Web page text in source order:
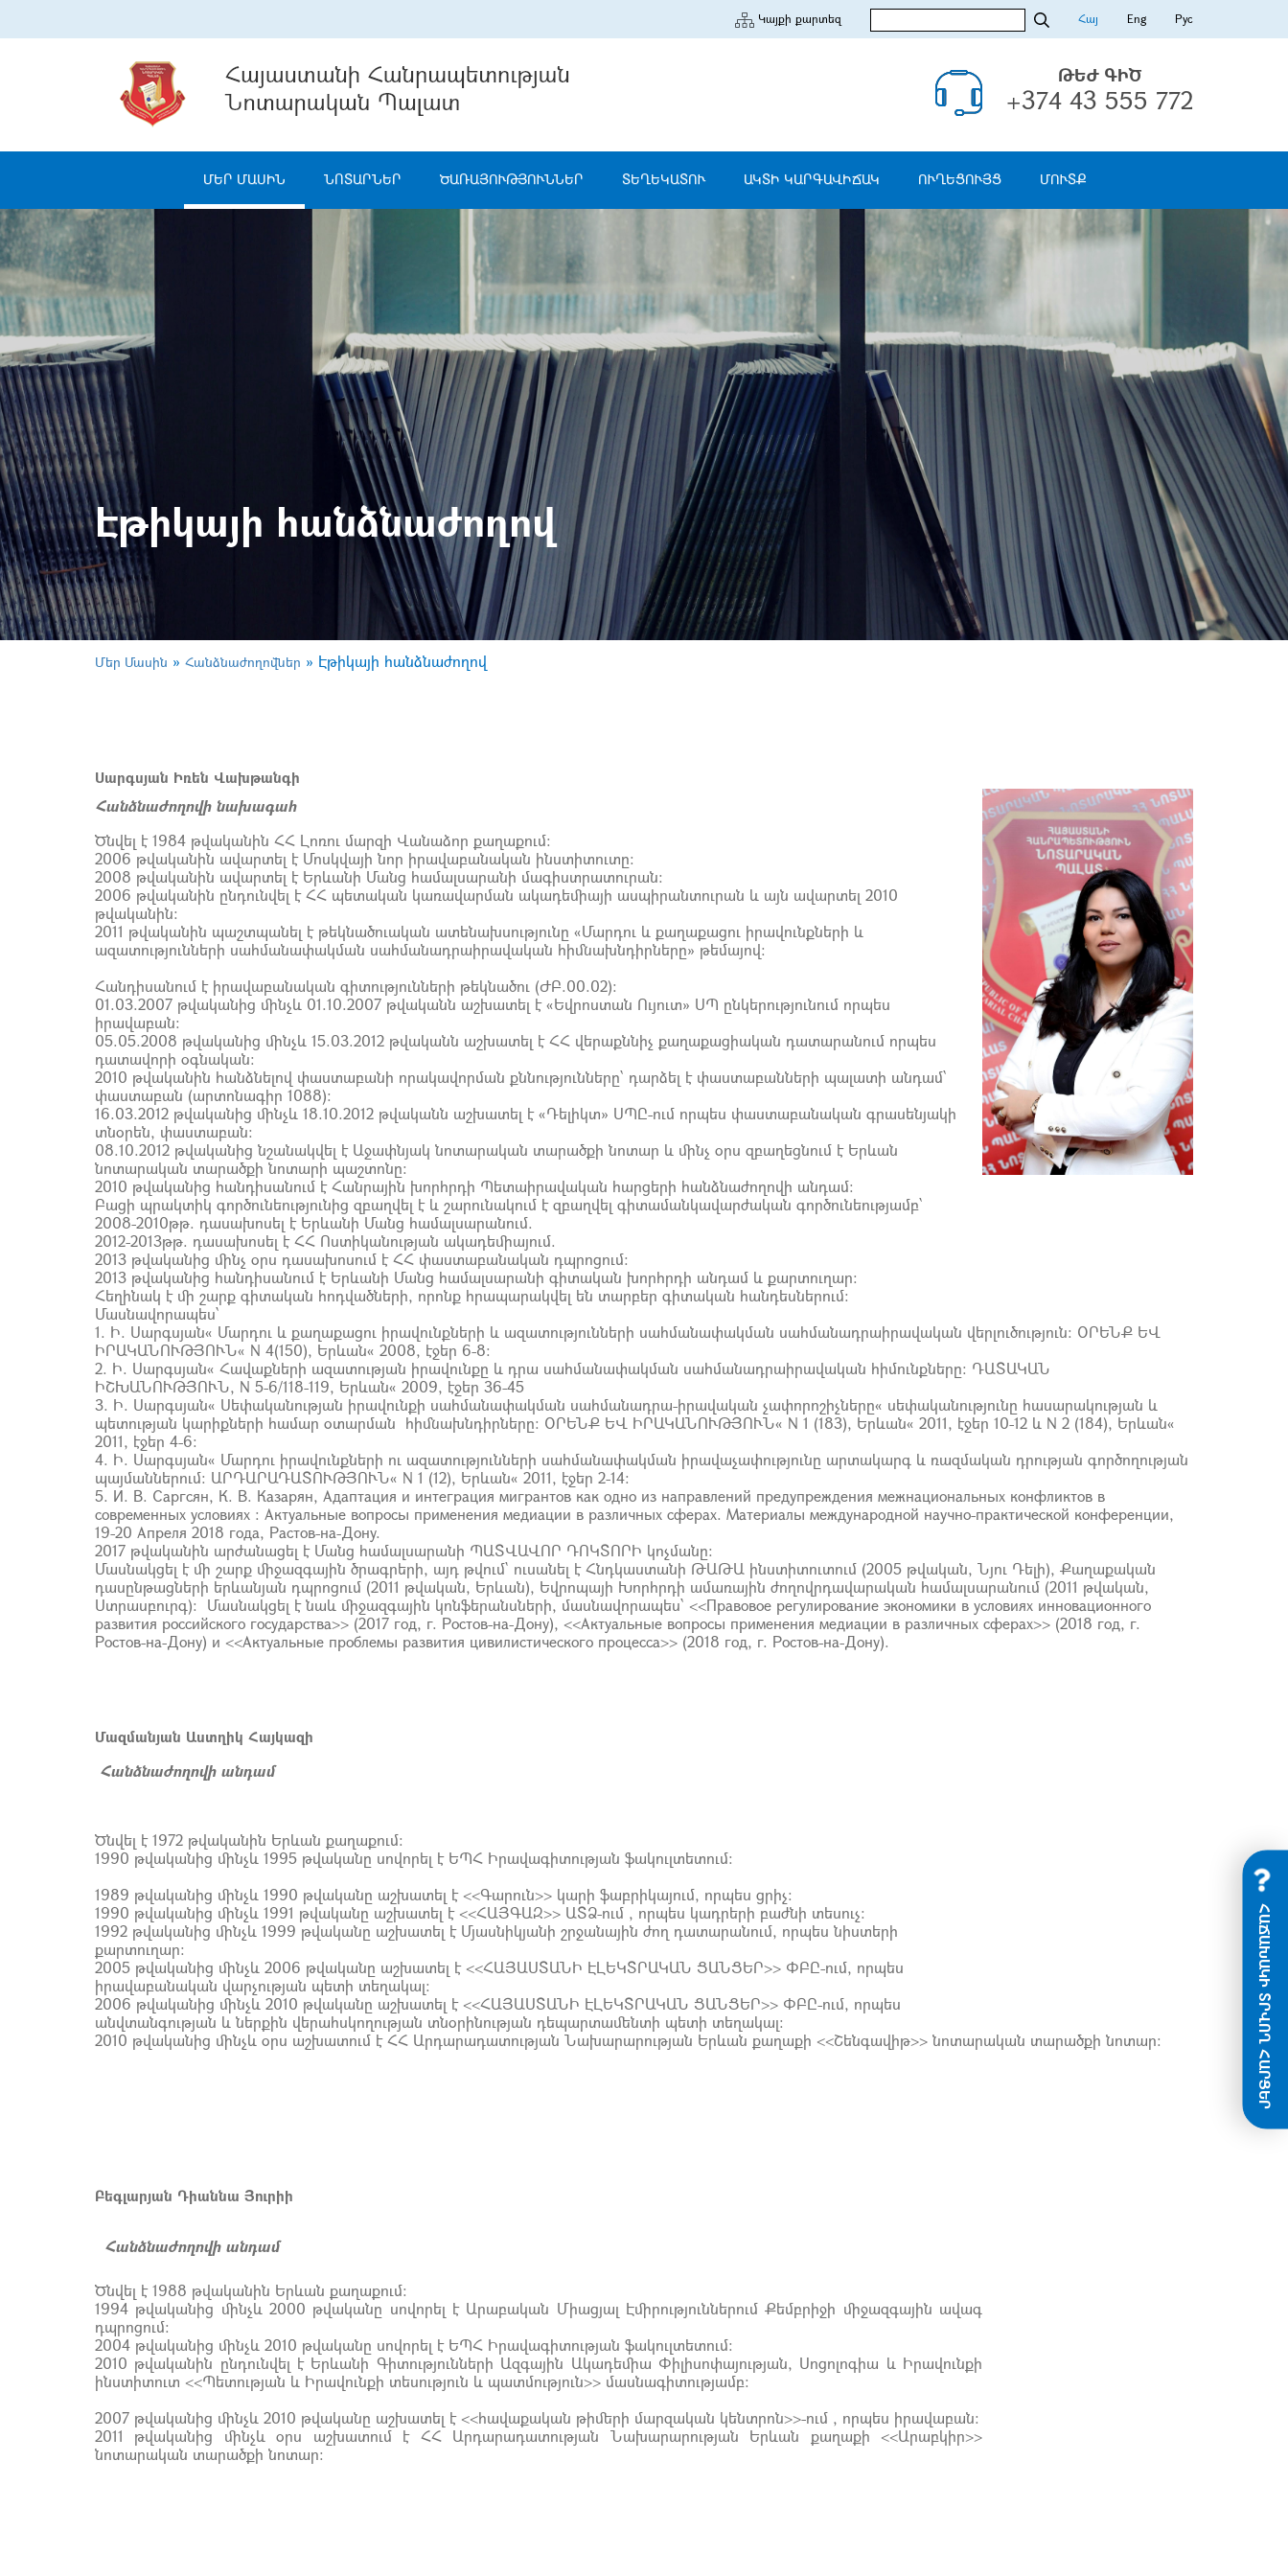
Կայքի քարտեզ Հայ Eng Рус
ԹԵԺ ԳԻԾ
+374 43 555 772
ՄԵՐ ՄԱՍԻՆ ՆՈՏԱՐՆԵՐ ԾԱՌԱՅՈՒԹՅՈՒՆՆԵՐ ՏԵՂԵԿԱՏՈՒ ԱԿՏԻ ԿԱՐԳԱՎԻՃԱԿ ՈՒՂԵՑՈՒՅՑ ՄՈՒՏՔ
Էթիկայի հանձնաժողով
Մեր Մասին » Հանձնաժողովներ » Էթիկայի հանձնաժողով
Սարգսյան Իռեն Վախթանգի
Հանձնաժողովի նախագահ
Ծնվել է 1984 թվականին ՀՀ Լոռու մարզի Վանաձոր քաղաքում:
2006 թվականին ավարտել է Մոսկվայի նոր իրավաբանական ինստիտուտը:
2008 թվականին ավարտել է Երևանի Մանց համալսարանի մագիստրատուրան:
2006 թվականին ընդունվել է ՀՀ պետական կառավարման ակադեմիայի ասպիրանտուրան և այն ավարտել 2010
թվականին:
2011 թվականին պաշտպանել է թեկնածուական ատենախսությունը «Մարդու և քաղաքացու իրավունքների և
ազատությունների սահմանափակման սահմանադրաիրավական հիմնախնդիրները» թեմայով:
Հանդիսանում է իրավաբանական գիտությունների թեկնածու (ԺԲ.00.02):
01.03.2007 թվականից մինչև 01.10.2007 թվականն աշխատել է «Եվրոստան Ույուտ» ՍՊ ընկերությունում որպես
իրավաբան:
05.05.2008 թվականից մինչև 15.03.2012 թվականն աշխատել է ՀՀ վերաքննիչ քաղաքացիական դատարանում որպես
դատավորի օգնական:
2010 թվականին հանձնելով փաստաբանի որակավորման քննությունները՝ դարձել է փաստաբանների պալատի անդամ՝
փաստաբան (արտոնագիր 1088):
16.03.2012 թվականից մինչև 18.10.2012 թվականն աշխատել է «Դելիկտ» ՍՊԸ-ում որպես փաստաբանական գրասենյակի
տնօրեն, փաստաբան:
08.10.2012 թվականից նշանակվել է Աջափնյակ նոտարական տարածքի նոտար և մինչ օրս զբաղեցնում է Երևան
նոտարական տարածքի նոտարի պաշտոնը:
2010 թվականից հանդիսանում է Հանրային խորհրդի Պետաիրավական հարցերի հանձնաժողովի անդամ:
Բացի պրակտիկ գործունեությունից զբաղվել է և շարունակում է զբաղվել գիտամանկավարժական գործունեությամբ՝
2008-2010թթ. դասախոսել է Երևանի Մանց համալսարանում.
2012-2013թթ. դասախոսել է ՀՀ Ոստիկանության ակադեմիայում.
2013 թվականից մինչ օրս դասախոսում է ՀՀ փաստաբանական դպրոցում:
2013 թվականից հանդիսանում է Երևանի Մանց համալսարանի գիտական խորհրդի անդամ և քարտուղար:
Հեղինակ է մի շարք գիտական հոդվածների, որոնք հրապարակվել են տարբեր գիտական հանդեսներում:
Մասնավորապես՝
1. Ի. Սարգսյան« Մարդու և քաղաքացու իրավունքների և ազատությունների սահմանափակման սահմանադրաիրավական վերլուծություն: ՕՐԵՆՔ ԵՎ
ԻՐԱԿԱՆՈՒԹՅՈՒՆ« N 4(150), Երևան« 2008, էջեր 6-8:
2. Ի. Սարգսյան« Հավաքների ազատության իրավունքը և դրա սահմանափակման սահմանադրաիրավական հիմունքները: ԴԱՏԱԿԱՆ
ԻՇԽԱՆՈՒԹՅՈՒՆ, N 5-6/118-119, Երևան« 2009, էջեր 36-45
3. Ի. Սարգսյան« Սեփականության իրավունքի սահմանափակման սահմանադրա-իրավական չափորոշիչները« սեփականությունը հասարակության և
պետության կարիքների համար օտարման հիմնախնդիրները: ՕՐԵՆՔ ԵՎ ԻՐԱԿԱՆՈՒԹՅՈՒՆ« N 1 (183), Երևան« 2011, էջեր 10-12 և N 2 (184), Երևան«
2011, էջեր 4-6:
4. Ի. Սարգսյան« Մարդու իրավունքների ու ազատությունների սահմանափակման իրավաչափությունը արտակարգ և ռազմական դրության գործողության
պայմաններում: ԱՐԴԱՐԱԴԱՏՈՒԹՅՈՒՆ« N 1 (12), Երևան« 2011, էջեր 2-14:
5. И. В. Саргсян, К. В. Казарян, Адаптация и интеграция мигрантов как одно из направлений предупреждения межнациональных конфликтов в
современных условиях : Актуальные вопросы применения медиации в различных сферах. Материалы международной научно-практической конференции,
19-20 Апреля 2018 года, Растов-на-Дону.
2017 թվականին արժանացել է Մանց համալսարանի ՊԱՏՎԱՎՈՐ ԴՈԿՏՈՐԻ կոչմանը:
Մասնակցել է մի շարք միջազգային ծրագրերի, այդ թվում` ուսանել է Հնդկաստանի ԹԱԹԱ ինստիտուտում (2005 թվական, Նյու Դելի), Քաղաքական
դասընթացների երևանյան դպրոցում (2011 թվական, Երևան), Եվրոպայի Խորհրդի ամառային ժողովրդավարական համալսարանում (2011 թվական,
Ստրասբուրգ): Մասնակցել է նաև միջազգային կոնֆերանսների, մասնավորապես՝ <<Правовое регулирование экономики в условиях инновационного
развития российского государства>> (2017 год, г. Ростов-на-Дону), <<Актуальные вопросы применения медиации в различных сферах>> (2018 год, г.
Ростов-на-Дону) и <<Актуальные проблемы развития цивилистического процесса>> (2018 год, г. Ростов-на-Дону).
Մազմանյան Աստղիկ Հայկազի
Հանձնաժողովի անդամ
Ծնվել է 1972 թվականին Երևան քաղաքում:
1990 թվականից մինչև 1995 թվականը սովորել է ԵՊՀ Իրավագիտության ֆակուլտետում:
1989 թվականից մինչև 1990 թվականը աշխատել է <<Գարուն>> կարի ֆաբրիկայում, որպես ցրիչ:
1990 թվականից մինչև 1991 թվականը աշխատել է <<ՀԱՅԳԱԶ>> ԱՏՁ-ում , որպես կադրերի բաժնի տեսուչ:
1992 թվականից մինչև 1999 թվականը աշխատել է Մյասնիկյանի շրջանային ժող դատարանում, որպես նիստերի
քարտուղար:
2005 թվականից մինչև 2006 թվականը աշխատել է <<ՀԱՅԱՍՏԱՆԻ ԷԼԵԿՏՐԱԿԱՆ ՑԱՆՑԵՐ>> ՓԲԸ-ում, որպես
իրավաբանական վարչության պետի տեղակալ:
2006 թվականից մինչև 2010 թվականը աշխատել է <<ՀԱՅԱՍՏԱՆԻ ԷԼԵԿՏՐԱԿԱՆ ՑԱՆՑԵՐ>> ՓԲԸ-ում, որպես
անվտանգության և ներքին վերահսկողության տնօրինության դեպարտամենտի պետի տեղակալ:
2010 թվականից մինչև օրս աշխատում է ՀՀ Արդարադատության Նախարարության Երևան քաղաքի <<Շենգավիթ>> նոտարական տարածքի նոտար:
Բեգլարյան Դիաննա Յուրիի
Հանձնաժողովի անդամ
Ծնվել է 1988 թվականին Երևան քաղաքում:
1994 թվականից մինչև 2000 թվականը սովորել է Արաբական Միացյալ Էմիրություններում Քեմբրիջի միջազգային ավագ
դպրոցում:
2004 թվականից մինչև 2010 թվականը սովորել է ԵՊՀ Իրավագիտության ֆակուլտետում:
2010 թվականին ընդունվել է Երևանի Գիտությունների Ազգային Ակադեմիա Փիլիսոփայության, Սոցոլոգիա և Իրավունքի
ինստիտուտ <<Պետության և Իրավունքի տեսություն և պատմություն>> մասնագիտությամբ:
2007 թվականից մինչև 2010 թվականը աշխատել է <<հավաքական թիմերի մարզական կենտրոն>>-ում , որպես իրավաբան:
2011 թվականից մինչև օրս աշխատում է ՀՀ Արդարադատության Նախարարության Երևան քաղաքի <<Արաբկիր>>
նոտարական տարածքի նոտար:
ՀԱՃԱԽԱԿԻ ՏՐՎՈՂ ՀԱՐՑԵՐ